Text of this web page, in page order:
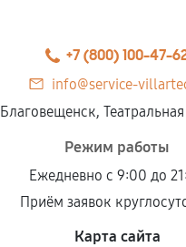
+7 (800) 100-47-
info@service-
Благовещенск, Театральная
Режим работы
Ежедневно с 9:00 до
Приём заявок
Карта сайта